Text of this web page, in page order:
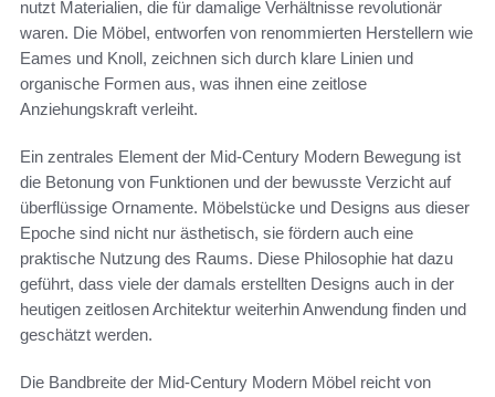
nutzt Materialien, die für damalige Verhältnisse revolutionär
waren. Die Möbel, entworfen von renommierten Herstellern wie
Eames und Knoll, zeichnen sich durch klare Linien und
organische Formen aus, was ihnen eine zeitlose
Anziehungskraft verleiht.
Ein zentrales Element der Mid-Century Modern Bewegung ist
die Betonung von Funktionen und der bewusste Verzicht auf
überflüssige Ornamente. Möbelstücke und Designs aus dieser
Epoche sind nicht nur ästhetisch, sie fördern auch eine
praktische Nutzung des Raums. Diese Philosophie hat dazu
geführt, dass viele der damals erstellten Designs auch in der
heutigen zeitlosen Architektur weiterhin Anwendung finden und
geschätzt werden.
Die Bandbreite der Mid-Century Modern Möbel reicht von